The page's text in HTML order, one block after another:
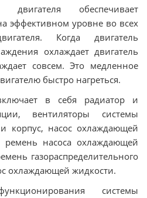
двигателя обеспечивает
эффективном уровне во всех
Когда двигатель
охлаждает двигатель
совсем. Это медленное
быстро нагреться.
в себя радиатор и
вентиляторы системы
корпус, насос охлаждающей
насоса охлаждающей
газораспределительного
охлаждающей жидкости.
системы